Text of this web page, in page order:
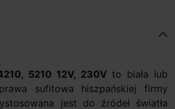
5210 12V, 230V to biała lub
sufitowa hiszpańskiej firmy
jest do źródeł światła